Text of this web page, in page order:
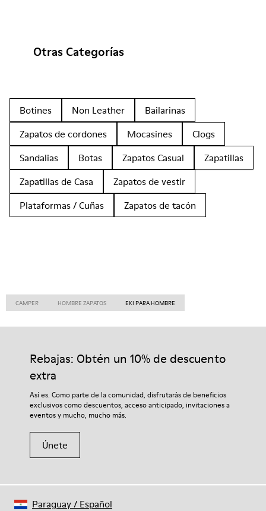
Otras Categorías
Botines Non Leather
Bailarinas
Zapatos de cordones
Mocasines
Clogs
Sandalias
Botas Zapatos Casual
Zapatillas
Zapatillas de Casa
Zapatos de vestir
Plataformas / Cuñas
Zapatos de tacón
CAMPER HOMBRE ZAPATOS EKI PARA HOMBRE
Rebajas: Obtén un 10% de descuento
extra
Así es. Como parte de la comunidad, disfrutarás de beneficios
exclusivos como descuentos, acceso anticipado, invitaciones a
eventos y mucho, mucho más.
Únete
Paraguay/ Español